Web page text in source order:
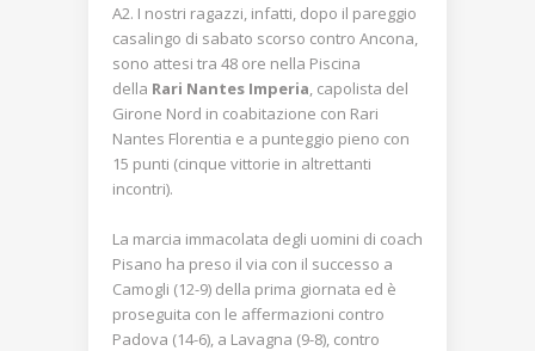
A2. I nostri ragazzi, infatti, dopo il pareggio
casalingo di sabato scorso contro Ancona,
sono attesi tra 48 ore nella Piscina
della Rari Nantes Imperia , capolista del
Girone Nord in coabitazione con Rari
Nantes Florentia e a punteggio pieno con
15 punti (cinque vittorie in altrettanti
incontri).
La marcia immacolata degli uomini di coach
Pisano ha preso il via con il successo a
Camogli (12-9) della prima giornata ed è
proseguita con le affermazioni contro
Padova (14-6), a Lavagna (9-8), contro